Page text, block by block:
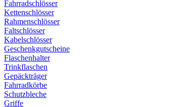
Fahrradschlösser
Kettenschlösser
Rahmenschlösser
Faltschlösser
Kabelschlösser
Geschenkgutscheine
Flaschenhalter
Trinkflaschen
Gepäckträger
Fahrradkörbe
Schutzbleche
Griffe